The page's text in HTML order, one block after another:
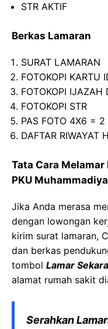
STR AKTIF
Berkas Lamaran
SURAT LAMARAN
FOTOKOPI KARTU
FOTOKOPI IJAZAH
FOTOKOPI STR
PAS FOTO 4X6 = 2
DAFTAR RIWAYAT
Tata Cara
PKU
Jika Anda merasa
dengan lowongan
kirim surat lamaran,
dan berkas
tombol Lamar
alamat rumah sakit
Serahkan